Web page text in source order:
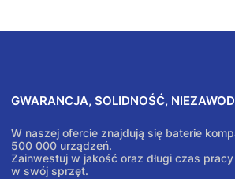
GWARANCJA, SOLIDNOŚĆ,
W naszej ofercie znajdują się baterie
500 000 urządzeń.
Zainwestuj w jakość oraz długi czas
w swój sprzęt.